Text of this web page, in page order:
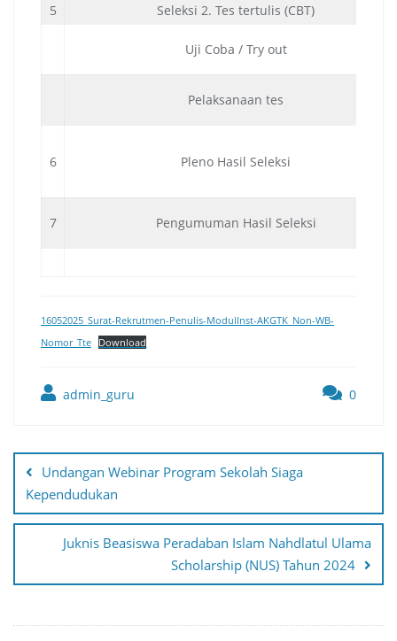
5 Seleksi 2. Tes tertulis (CBT)
Uji Coba / Try out
Pelaksanaan tes
6 Pleno Hasil Seleksi
7 Pengumuman Hasil Seleksi
16052025_Surat-Rekrutmen-Penulis-ModulInst-AKGTK_Non-WB-
Nomor_Tte Download
admin_guru 0
navigation
Undangan Webinar Program Sekolah Siaga
Kependudukan
Juknis Beasiswa Peradaban Islam Nahdlatul Ulama
Scholarship (NUS) Tahun 2024